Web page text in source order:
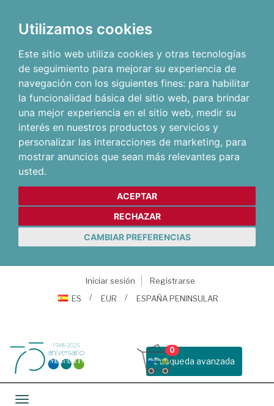
Utilizamos cookies
Este sitio web utiliza cookies y otras tecnologías
de seguimiento para mejorar su experiencia de
navegación con los siguientes fines: para habilitar
la funcionalidad básica del sitio web, para brindar
una mejor experiencia en el sitio web, medir su
interés en nuestros productos y servicios y
personalizar las interacciones de marketing, para
mostrar anuncios que sean más relevantes para
usted.
ACEPTAR
RECHAZAR
CAMBIAR PREFERENCIAS
Iniciar sesión
Registrarse
ES
EUR ESPAÑA PENINSULAR
Busqueda avanzada
0
Toggle navigation